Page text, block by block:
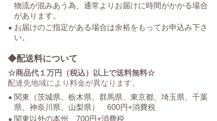
物流が混みあう為、通常よりお届けに時間がかかる場合
があります。
お届けのご指定がある場合は余裕をもってお申込み下さ
い。
◆配送料について
☆商品代１万円（税込）以上で送料無料☆
配達先地域により料金が異なります。
関東（茨城県、栃木県、群馬県、東京都、埼玉県、千葉
県、神奈川県、山梨県） 600円+消費税
関東以外の本州 700円+消費税